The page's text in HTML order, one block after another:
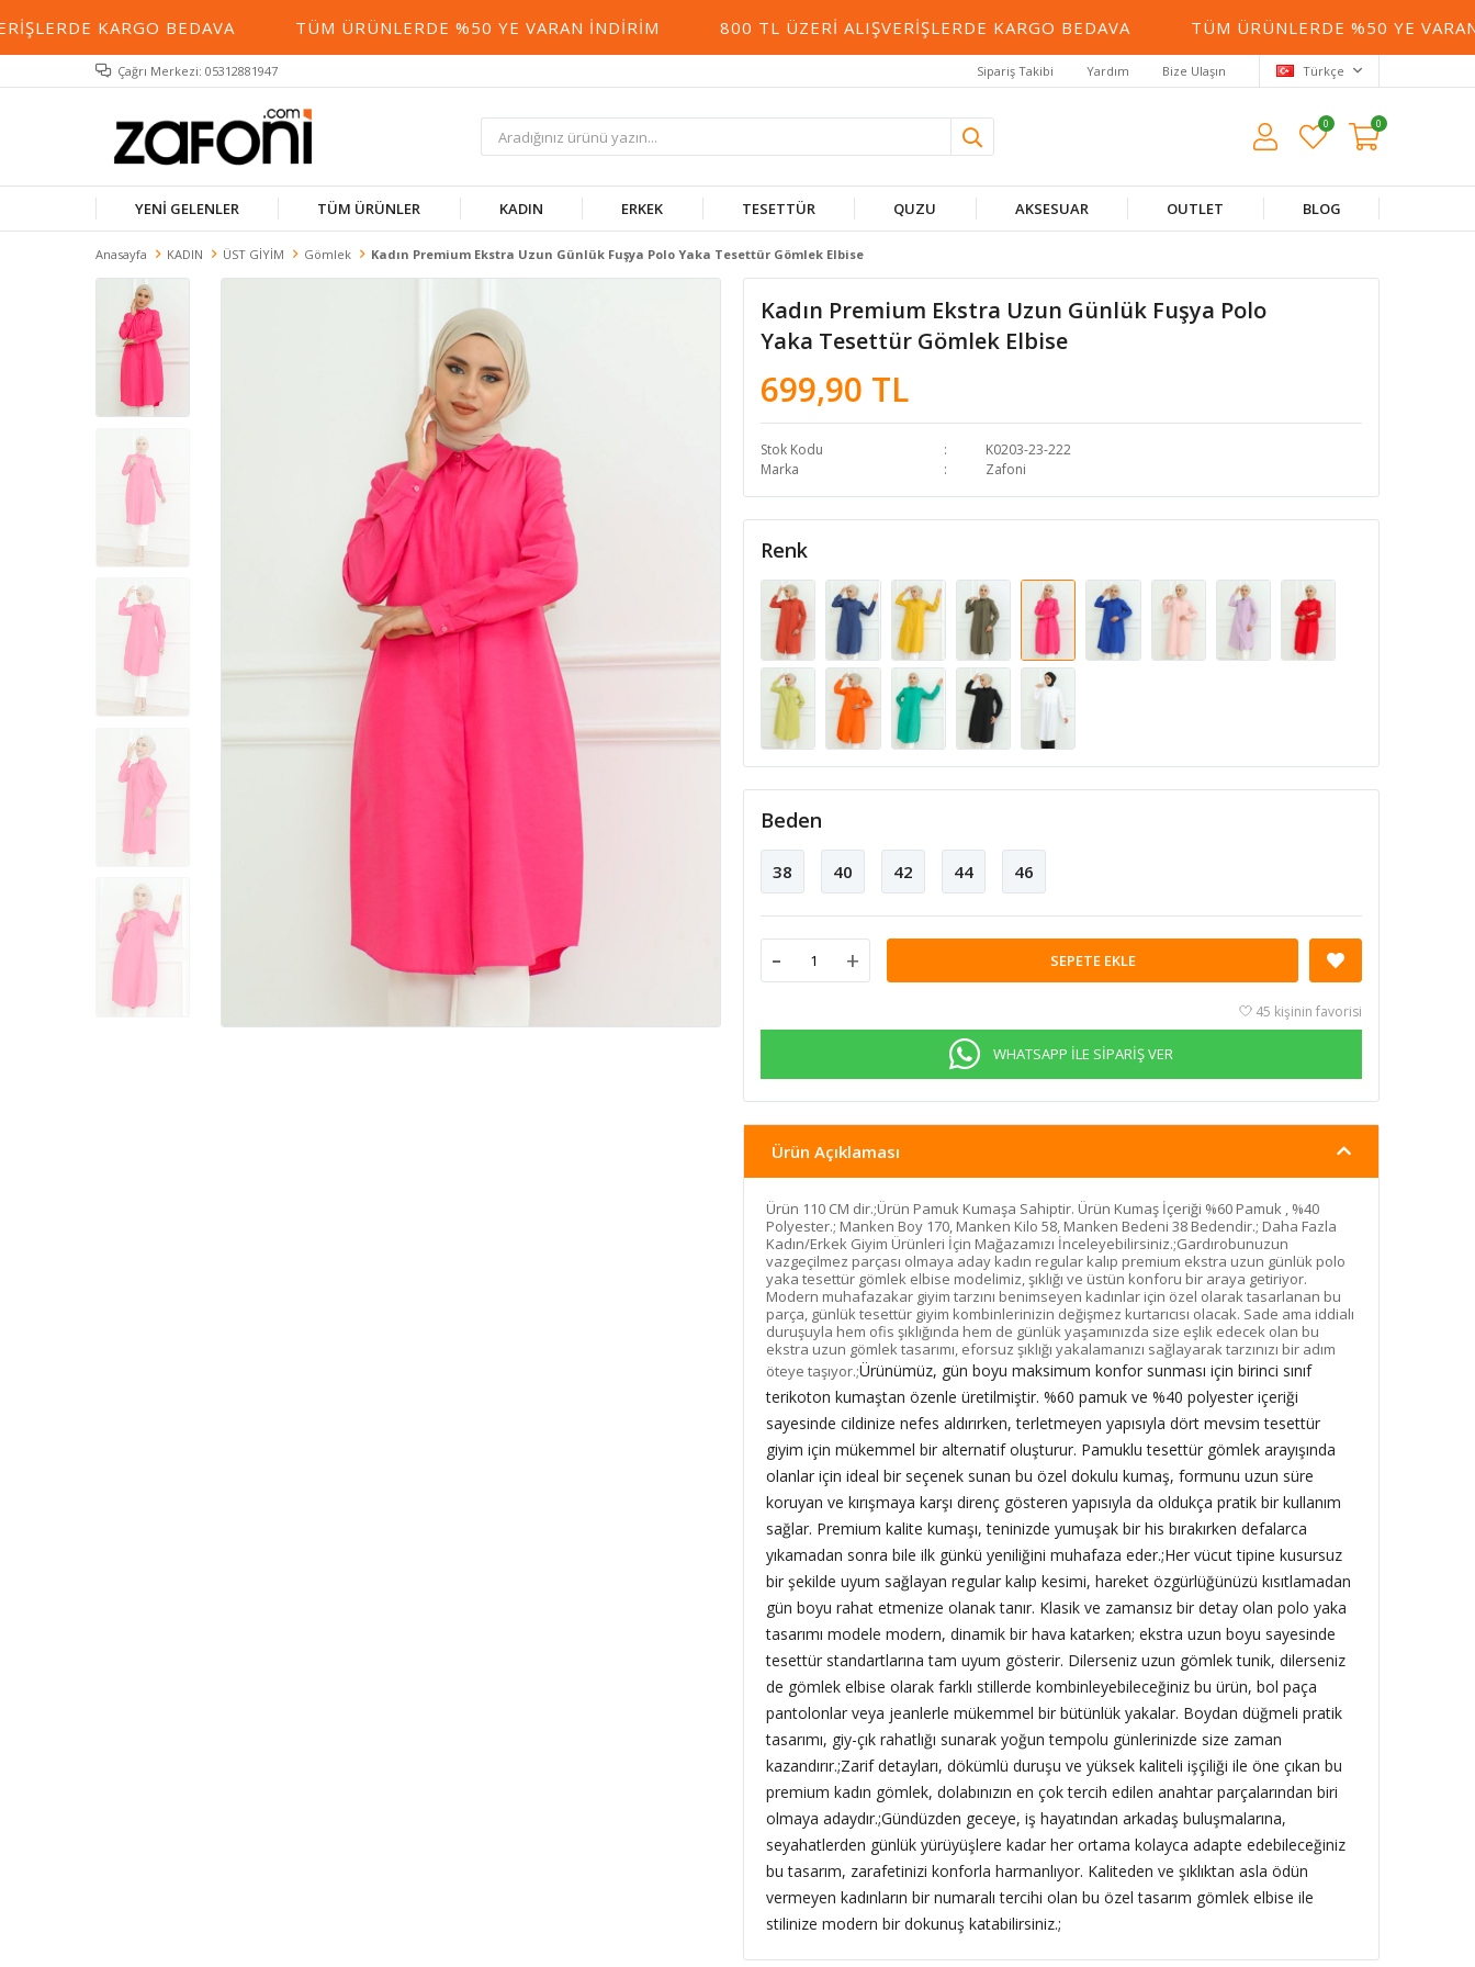
KARGO BEDAVA TÜM ÜRÜNLERDE %50 YE VARAN İNDIRIM 800 TL ÜZERI ALIŞVERIŞLERDE KARGO BEDAVA TÜM ÜRÜNLERDE %50 YE VARAN
Çağrı Merkezi: 05312881947 Sipariş Takibi Yardım Bize Ulaşın Türkçe
0 0
YENİ GELENLER TÜM ÜRÜNLER KADIN ERKEK TESETTÜR QUZU AKSESUAR OUTLET BLOG
Anasayfa KADIN ÜST GİYİM Gömlek Kadın Premium Ekstra Uzun Günlük Fuşya Polo Yaka Tesettür Gömlek Elbise
Kadın Premium Ekstra Uzun Günlük Fuşya Polo
Yaka Tesettür Gömlek Elbise
699,90 TL
Stok Kodu
K0203-23-222
Marka
Zafoni
Renk
Beden
38 40 42 44 46
- + SEPETE EKLE
45 kişinin favorisi
WHATSAPP İLE SİPARİŞ VER
Ürün Açıklaması
Ürün 110 CM dir.;Ürün Pamuk Kumaşa Sahiptir. Ürün Kumaş İçeriği %60 Pamuk , %40
Polyester.; Manken Boy 170, Manken Kilo 58, Manken Bedeni 38 Bedendir.; Daha Fazla
Kadın/Erkek Giyim Ürünleri İçin Mağazamızı İnceleyebilirsiniz.;Gardırobunuzun
vazgeçilmez parçası olmaya aday kadın regular kalıp premium ekstra uzun günlük polo
yaka tesettür gömlek elbise modelimiz, şıklığı ve üstün konforu bir araya getiriyor.
Modern muhafazakar giyim tarzını benimseyen kadınlar için özel olarak tasarlanan bu
parça, günlük tesettür giyim kombinlerinizin değişmez kurtarıcısı olacak. Sade ama iddialı
duruşuyla hem ofis şıklığında hem de günlük yaşamınızda size eşlik edecek olan bu
ekstra uzun gömlek tasarımı, eforsuz şıklığı yakalamanızı sağlayarak tarzınızı bir adım
öteye taşıyor.;Ürünümüz, gün boyu maksimum konfor sunması için birinci sınıf
terikoton kumaştan özenle üretilmiştir. %60 pamuk ve %40 polyester içeriği
sayesinde cildinize nefes aldırırken, terletmeyen yapısıyla dört mevsim tesettür
giyim için mükemmel bir alternatif oluşturur. Pamuklu tesettür gömlek arayışında
olanlar için ideal bir seçenek sunan bu özel dokulu kumaş, formunu uzun süre
koruyan ve kırışmaya karşı direnç gösteren yapısıyla da oldukça pratik bir kullanım
sağlar. Premium kalite kumaşı, teninizde yumuşak bir his bırakırken defalarca
yıkamadan sonra bile ilk günkü yeniliğini muhafaza eder.;Her vücut tipine kusursuz
bir şekilde uyum sağlayan regular kalıp kesimi, hareket özgürlüğünüzü kısıtlamadan
gün boyu rahat etmenize olanak tanır. Klasik ve zamansız bir detay olan polo yaka
tasarımı modele modern, dinamik bir hava katarken; ekstra uzun boyu sayesinde
tesettür standartlarına tam uyum gösterir. Dilerseniz uzun gömlek tunik, dilerseniz
de gömlek elbise olarak farklı stillerde kombinleyebileceğiniz bu ürün, bol paça
pantolonlar veya jeanlerle mükemmel bir bütünlük yakalar. Boydan düğmeli pratik
tasarımı, giy-çık rahatlığı sunarak yoğun tempolu günlerinizde size zaman
kazandırır.;Zarif detayları, dökümlü duruşu ve yüksek kaliteli işçiliği ile öne çıkan bu
premium kadın gömlek, dolabınızın en çok tercih edilen anahtar parçalarından biri
olmaya adaydır.;Gündüzden geceye, iş hayatından arkadaş buluşmalarına,
seyahatlerden günlük yürüyüşlere kadar her ortama kolayca adapte edebileceğiniz
bu tasarım, zarafetinizi konforla harmanlıyor. Kaliteden ve şıklıktan asla ödün
vermeyen kadınların bir numaralı tercihi olan bu özel tasarım gömlek elbise ile
stilinize modern bir dokunuş katabilirsiniz.;